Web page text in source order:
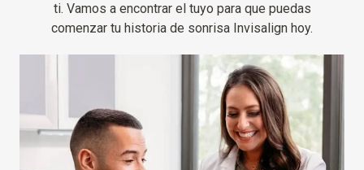
ti. Vamos a encontrar el tuyo para que puedas
comenzar tu historia de sonrisa Invisalign hoy.